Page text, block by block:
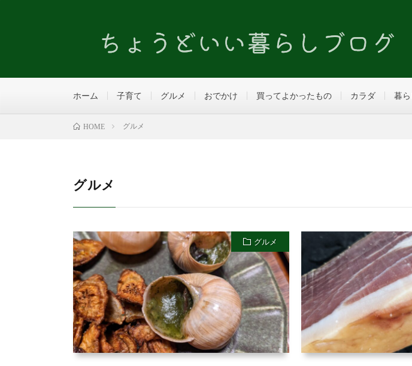
ホーム 子育て グルメ おでかけ 買ってよかったもの カラダ 暮ら
HOME グルメ
グルメ
グルメ